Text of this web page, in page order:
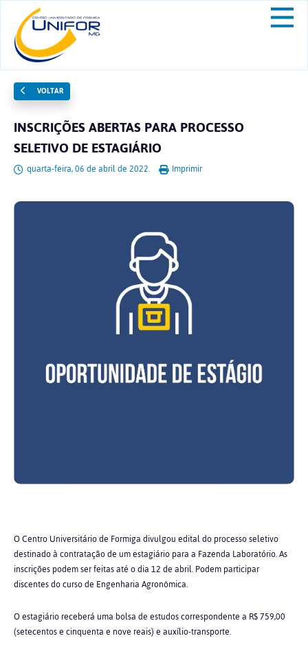
VOLTAR
INSCRIÇÕES ABERTAS PARA PROCESSO
SELETIVO DE ESTAGIÁRIO
quarta-feira, 06 de abril de 2022. Imprimir
O Centro Universitário de Formiga divulgou edital do processo seletivo
destinado à contratação de um estagiário para a Fazenda Laboratório. As
inscrições podem ser feitas até o dia 12 de abril. Podem participar
discentes do curso de Engenharia Agronômica.
O estagiário receberá uma bolsa de estudos correspondente a R$ 759,00
(setecentos e cinquenta e nove reais) e auxílio-transporte.